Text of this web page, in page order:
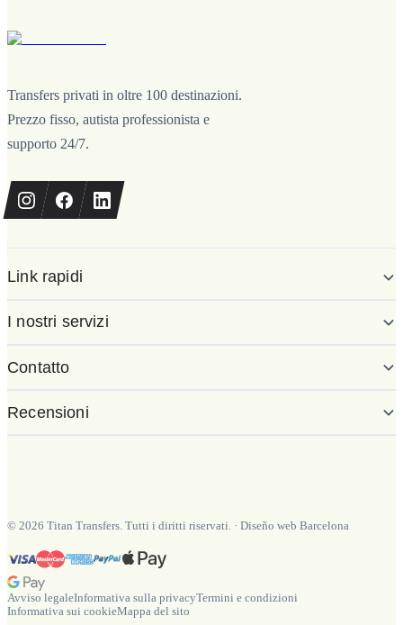
Transfers privati in oltre 100 destinazioni.
Prezzo fisso, autista professionista e
supporto 24/7.
Link rapidi
I nostri servizi
Contatto
Recensioni
© 2026 Titan Transfers. Tutti i diritti riservati. · Diseño web Barcelona
Avviso legaleInformativa sulla privacyTermini e condizioni
Informativa sui cookieMappa del sito